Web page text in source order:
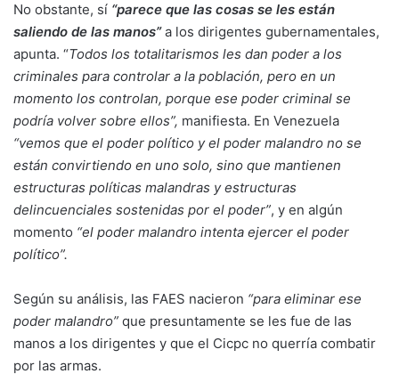
No obstante, sí “parece que las cosas se les están
saliendo de las manos”a los dirigentes gubernamentales,
apunta. “Todos los totalitarismos les dan poder a los
criminales para controlar a la población, pero en un
momento los controlan, porque ese poder criminal se
podría volver sobre ellos”, manifiesta. En Venezuela
“vemos que el poder político y el poder malandro no se
están convirtiendo en uno solo, sino que mantienen
estructuras políticas malandras y estructuras
delincuenciales sostenidas por el poder”, y en algún
momento “el poder malandro intenta ejercer el poder
político”.
Según su análisis, las FAES nacieron “para eliminar ese
poder malandro” que presuntamente se les fue de las
manos a los dirigentes y que el Cicpc no querría combatir
por las armas.